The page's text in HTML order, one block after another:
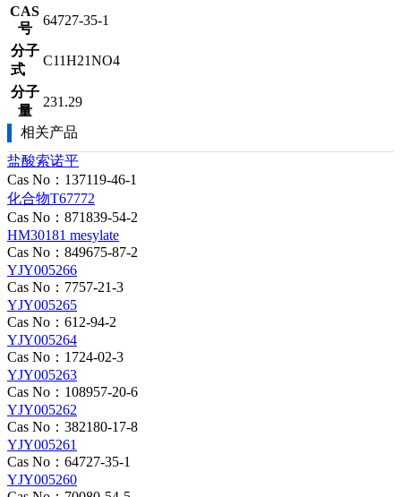
CAS
号
64727-35-1
分子
式
C11H21NO4
分子
量
231.29
相关产品
盐酸索诺平
Cas No：137119-46-1
化合物T67772
Cas No：871839-54-2
HM30181 mesylate
Cas No：849675-87-2
YJY005266
Cas No：7757-21-3
YJY005265
Cas No：612-94-2
YJY005264
Cas No：1724-02-3
YJY005263
Cas No：108957-20-6
YJY005262
Cas No：382180-17-8
YJY005261
Cas No：64727-35-1
YJY005260